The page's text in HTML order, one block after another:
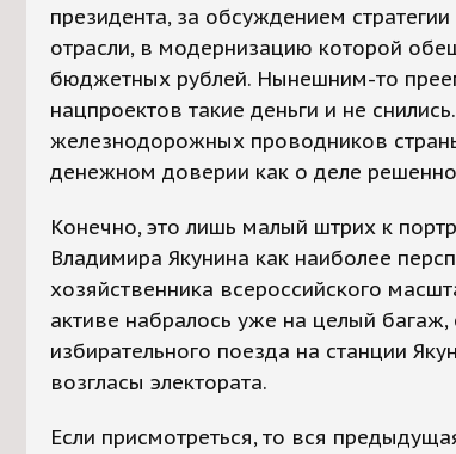
президента, за обсуждением
отрасли, в модернизацию которой
бюджетных рублей. Нынешним-то
нацпроектов такие деньги и не
железнодорожных проводников
денежном доверии как о деле
Конечно, это лишь малый штрих к
Владимира Якунина как наиболее
хозяйственника всероссийского
активе набралось уже на целый
избирательного поезда на станции
возгласы электората.
Если присмотреться, то вся